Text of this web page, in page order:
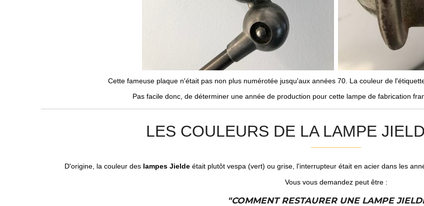
Cette fameuse plaque n'était pas non plus numérotée jusqu'aux années 70. La couleur de
Pas facile donc, de déterminer une année de production pour cette lampe de fabrication
LES COULEURS DE LA LAMPE
D'origine, la couleur des lampes Jieldeétait plutôt vespa (vert) ou grise, l'interrupteur était en acier dans les
Vous vous demandez peut être :
"COMMENT RESTAURER UNE LAMPE